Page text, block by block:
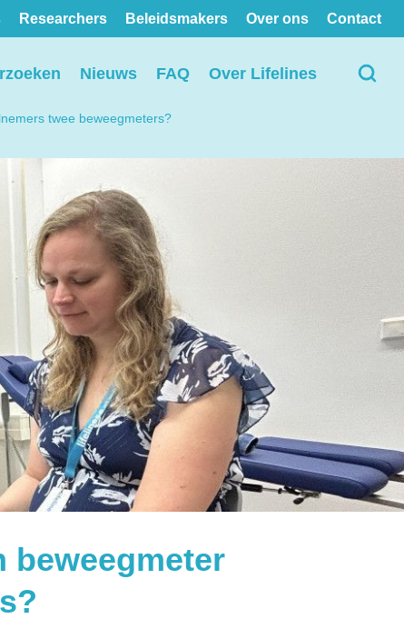
Researchers Beleidsmakers Over ons Contact
Bekijk alle locaties op de
Nieuws FAQ Over Lifelines
twee beweegmeters?
beweegmeter